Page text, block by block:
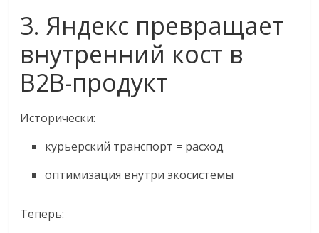
3. Яндекс превращает
внутренний кост в
B2B-продукт
Исторически:
курьерский транспорт = расход
оптимизация внутри экосистемы
Теперь: